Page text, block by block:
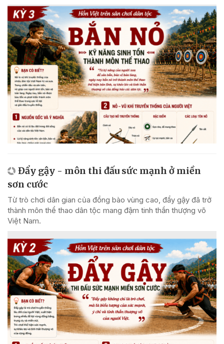
Đẩy gậy - môn thi đấu sức mạnh ở miền
sơn cước
Từ trò chơi dân gian của đồng bào vùng cao, đẩy gậy đã trở
thành môn thể thao dân tộc mang đậm tinh thần thượng võ
Việt Nam.